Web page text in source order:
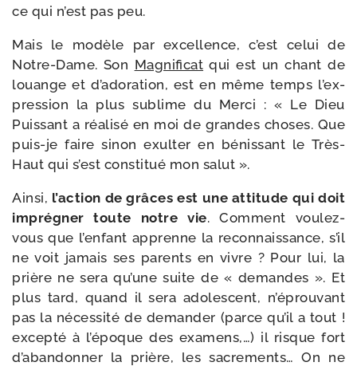
ce qui n’est pas peu.
Mais le modèle par excel­lence, c’est celui de
Notre-​Dame. Son Magnificat qui est un chant de
louange et d’a­do­ra­tion, est en même temps l’ex­
pres­sion la plus sublime du Merci : « Le Dieu
Puissant a réa­li­sé en moi de grandes choses. Que
puis-​je faire sinon exul­ter en bénis­sant le Très-​
Haut qui s’est consti­tué mon salut ».
Ainsi, l’ac­tion de grâces est une atti­tude qui doit
impré­gner toute notre vie. Comment voulez-​
vous que l’en­fant apprenne la recon­nais­sance, s’il
ne voit jamais ses parents en vivre ? Pour lui, la
prière ne sera qu’une suite de « demandes ». Et
plus tard, quand il sera ado­les­cent, n’é­prou­vant
pas la néces­si­té de deman­der (parce qu’il a tout !
excep­té à l’é­poque des exa­mens,…) il risque fort
d’a­ban­don­ner la prière, les sacre­ments… On ne